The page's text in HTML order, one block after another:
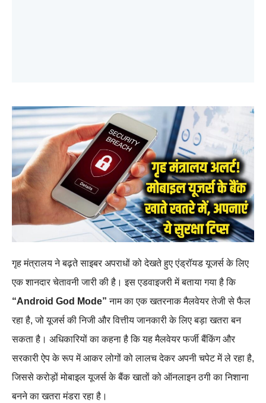
गृह मंत्रालय ने बढ़ते साइबर अपराधों को देखते हुए एंड्रॉयड यूजर्स के लिए
एक शानदार चेतावनी जारी की है। इस एडवाइजरी में बताया गया है कि
“Android God Mode” नाम का एक खतरनाक मैलवेयर तेजी से फैल
रहा है, जो यूजर्स की निजी और वित्तीय जानकारी के लिए बड़ा खतरा बन
सकता है। अधिकारियों का कहना है कि यह मैलवेयर फर्जी बैंकिंग और
सरकारी ऐप के रूप में आकर लोगों को लालच देकर अपनी चपेट में ले रहा है,
जिससे करोड़ों मोबाइल यूजर्स के बैंक खातों को ऑनलाइन ठगी का निशाना
बनने का खतरा मंडरा रहा है।